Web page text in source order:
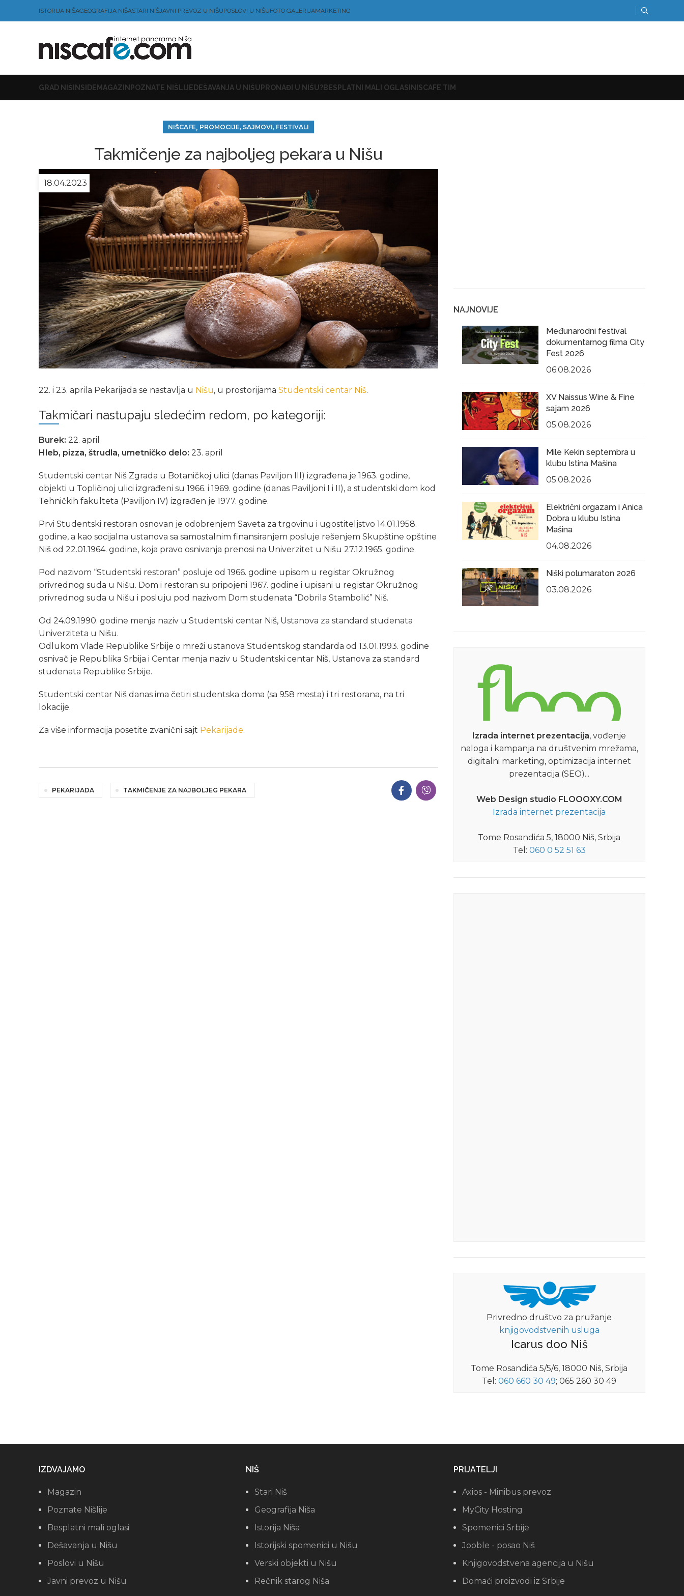
ISTORIJA NIŠAGEOGRAFIJA NIŠASTARI NIŠJAVNI PREVOZ U NIŠUPOSLOVI U NIŠUFOTO GALERIJAMARKETING
GRAD NIŠ INSIDE MAGAZIN POZNATE NIŠLIJE DEŠAVANJA U NIŠU PRONAĐI U NIŠU?BESPLATNI MALI OGLASI NISCAFE TIM
NIŠCAFE, PROMOCIJE, SAJMOVI, FESTIVALI
Takmičenje za najboljeg pekara u Nišu
18.04.2023
22. i 23. aprila Pekarijada se nastavlja u Nišu, u prostorijama Studentski centar Niš.
Takmičari nastupaju sledećim redom, po kategoriji:
Burek: 22. april
Hleb, pizza, štrudla, umetničko delo: 23. april
Studentski centar Niš Zgrada u Botaničkoj ulici (danas Paviljon III) izgrađena je 1963. godine,
objekti u Topličinoj ulici izgrađeni su 1966. i 1969. godine (danas Paviljoni I i II), a studentski dom kod
Tehničkih fakulteta (Paviljon IV) izgrađen je 1977. godine.
Prvi Studentski restoran osnovan je odobrenjem Saveta za trgovinu i ugostiteljstvo 14.01.1958.
godine, a kao socijalna ustanova sa samostalnim finansiranjem posluje rešenjem Skupštine opštine
Niš od 22.01.1964. godine, koja pravo osnivanja prenosi na Univerzitet u Nišu 27.12.1965. godine.
Pod nazivom “Studentski restoran” posluje od 1966. godine upisom u registar Okružnog
privrednog suda u Nišu. Dom i restoran su pripojeni 1967. godine i upisani u registar Okružnog
privrednog suda u Nišu i posluju pod nazivom Dom studenata “Dobrila Stambolić” Niš.
Od 24.09.1990. godine menja naziv u Studentski centar Niš, Ustanova za standard studenata
Univerziteta u Nišu.
Odlukom Vlade Republike Srbije o mreži ustanova Studentskog standarda od 13.01.1993. godine
osnivač je Republika Srbija i Centar menja naziv u Studentski centar Niš, Ustanova za standard
studenata Republike Srbije.
Studentski centar Niš danas ima četiri studentska doma (sa 958 mesta) i tri restorana, na tri
lokacije.
Za više informacija posetite zvanični sajt Pekarijade.
PEKARIJADA TAKMIČENJE ZA NAJBOLJEG PEKARA
NAJNOVIJE
Međunarodni festival
dokumentarnog filma City
Fest 2026
06.08.2026
XV Naissus Wine & Fine
sajam 2026
05.08.2026
Mile Kekin septembra u
klubu Istina Mašina
05.08.2026
Električni orgazam i Anica
Dobra u klubu Istina
Mašina
04.08.2026
Niški polumaraton 2026
03.08.2026
Izrada internet prezentacija, vođenje
naloga i kampanja na društvenim mrežama,
digitalni marketing, optimizacija internet
prezentacija (SEO)...
Web Design studio FLOOOXY.COM
Izrada internet prezentacija
Tome Rosandića 5, 18000 Niš, Srbija
Tel: 060 0 52 51 63
Privredno društvo za pružanje
knjigovodstvenih usluga
Icarus doo Niš
Tome Rosandića 5/5/6, 18000 Niš, Srbija
Tel:060 660 30 49; 065 260 30 49
IZDVAJAMO
Magazin
Poznate Nišlije
Besplatni mali oglasi
Dešavanja u Nišu
Poslovi u Nišu
Javni prevoz u Nišu
NIŠ
Stari Niš
Geografija Niša
Istorija Niša
Istorijski spomenici u Nišu
Verski objekti u Nišu
Rečnik starog Niša
PRIJATELJI
Axios - Minibus prevoz
MyCity Hosting
Spomenici Srbije
Jooble - posao Niš
Knjigovodstvena agencija u Nišu
Domaći proizvodi iz Srbije